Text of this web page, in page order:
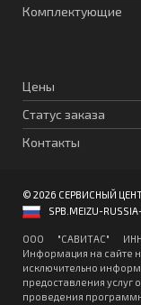
Комплектующие
Цены
Статус заказа
Контакты
© 2026 СЕРВИСНЫЙ
SPB.MEIZU-
ООО "CАВИТAC" ИНН:
Информация на сайте
исключительно
предоставления
проведения